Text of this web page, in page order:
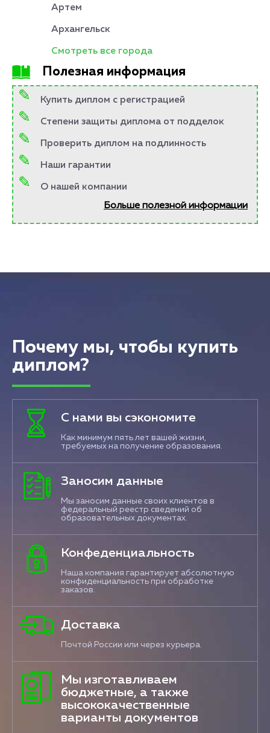
Артем
Архангельск
Смотреть все города
Полезная информация
Купить диплом с регистрацией
Степени защиты диплома от подделок
Проверить диплом на подлинность
Наши гарантии
О нашей компании
Больше полезной информации
Почему мы, чтобы купить
диплом?
С нами вы сэкономите
Как минимум пять лет вашей жизни,
требуемых на получение образования.
Заносим данные
Мы заносим данные своих клиентов в
федеральный реестр сведений об
образовательных документах.
Конфеденциальность
Наша компания гарантирует абсолютную
конфиденциальность при обработке
заказов.
Доставка
Почтой России или через курьера.
Мы изготавливаем
бюджетные, а также
высококачественные
варианты документов